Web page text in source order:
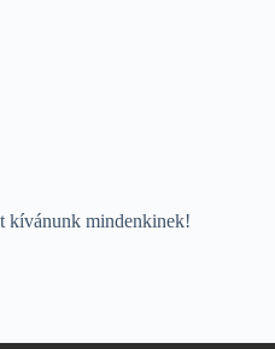
kívánunk mindenkinek!